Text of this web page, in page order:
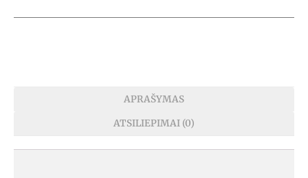
APRAŠYMAS
ATSILIEPIMAI (0)